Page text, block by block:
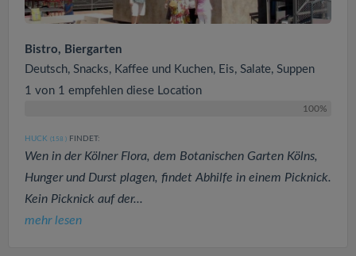
Bistro, Biergarten
Deutsch, Snacks, Kaffee und Kuchen, Eis, Salate, Suppen
1 von 1 empfehlen diese Location
100%
HUCK (158 ) FINDET:
Wen in der Kölner Flora, dem Botanischen Garten Kölns,
Hunger und Durst plagen, findet Abhilfe in einem Picknick.
Kein Picknick auf der...
mehr lesen